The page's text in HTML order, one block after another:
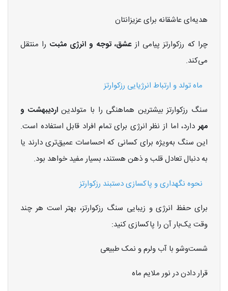
هدیه‌ای عاشقانه برای عزیزانتان
چرا که رزکوارتز پیامی ازعشق، توجه و انرژی مثبت را منتقل
می‌کند.
ماه تولد و ارتباط انرژیایی رزکوارتز
سنگ رزکوارتز بیشترین هماهنگی را با متولدیناردیبهشت و
مهردارد، اما از نظر انرژی برای تمام افراد قابل استفاده است.
این سنگ به‌ویژه برای کسانی که احساسات عمیق‌تری دارند یا
به دنبال تعادل قلب و ذهن هستند، بسیار مفید خواهد بود.
نحوه نگهداری و پاکسازی دستبند رزکوارتز
برای حفظ انرژی و زیبایی سنگ رزکوارتز، بهتر است هر چند
وقت یک‌بار آن را پاکسازی کنید:
شست‌وشو با آب ولرم و نمک طبیعی
قرار دادن در نور ملایم ماه